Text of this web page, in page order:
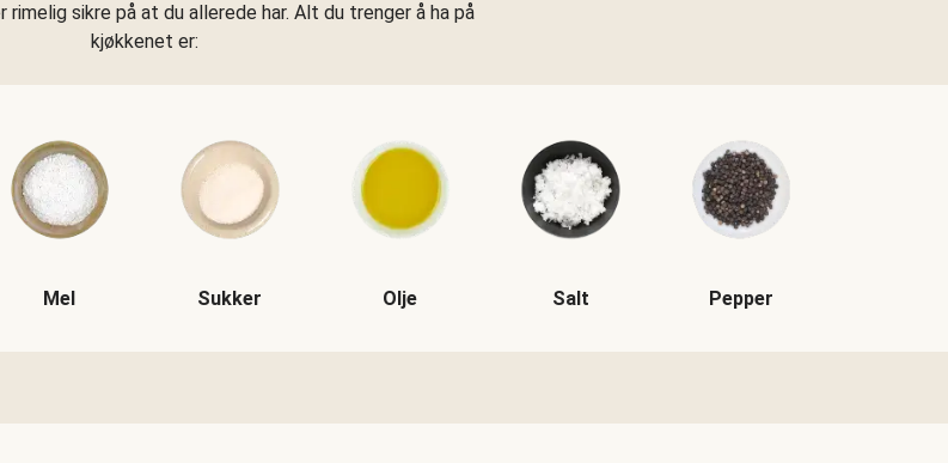
rimelig sikre på at du allerede har. Alt du trenger å ha på
kjøkkenet er:
Mel Sukker Olje Salt Pepper